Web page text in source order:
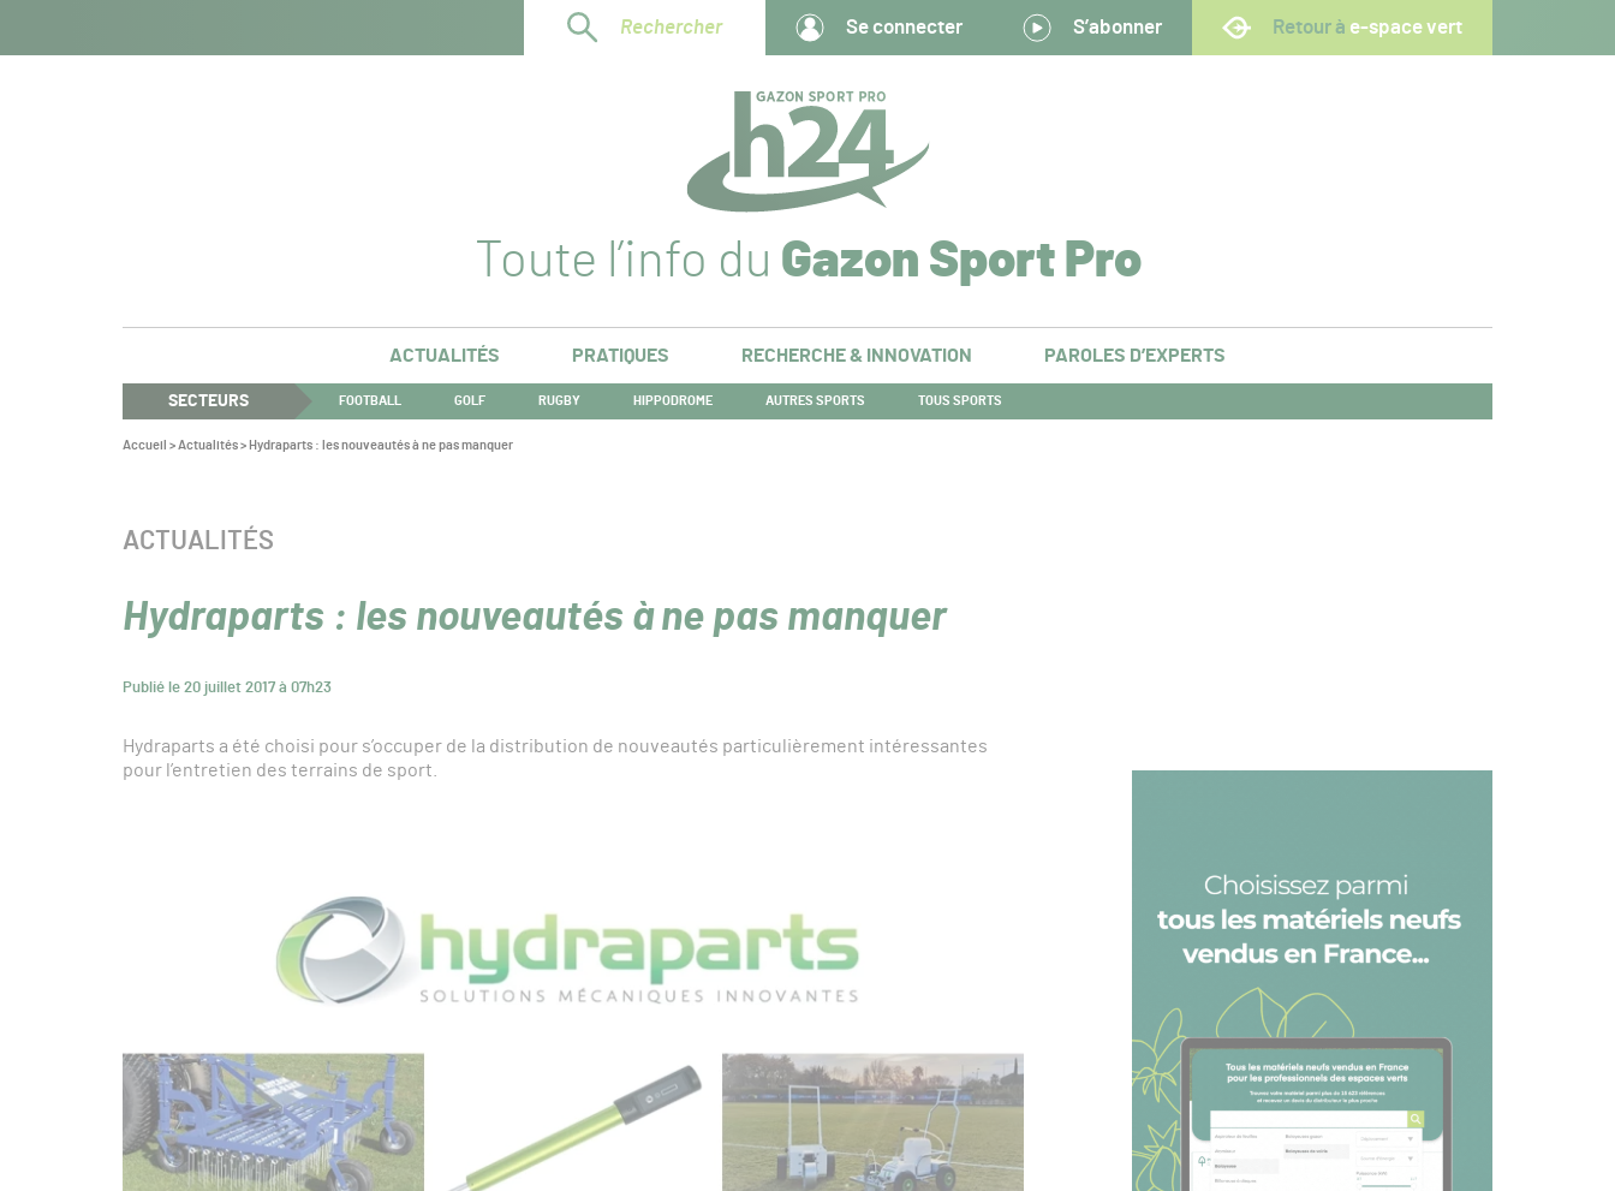
Rechercher Se connecter S’abonner Retour à e-space vert
Toute l’info du Gazon Sport Pro
ACTUALITÉS PRATIQUES RECHERCHE & INNOVATION PAROLES D’EXPERTS
SECTEURS FOOTBALL GOLF RUGBY HIPPODROME AUTRES SPORTS TOUS SPORTS
Vous
Accueil >Actualités> Hydraparts : les nouveautés à ne pas manquer
Hydraparts : les nouveautés à ne pas manquer
Publié le 20 juillet 2017 à 07h23
CATÉGORIE :
ACTUALITÉS
Hydraparts a été choisi pour s’occuper de la distribution de nouveautés particulièrement intéressantes
pour l’entretien des terrains de sport.